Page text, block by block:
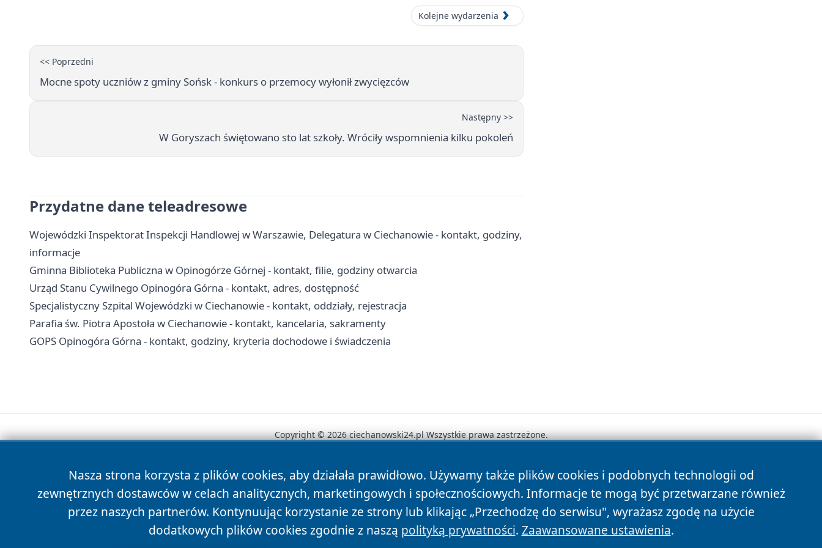
Kolejne wydarzenia
<< Poprzedni
Mocne spoty uczniów z gminy Sońsk - konkurs o przemocy wyłonił zwycięzców
Następny >>
W Goryszach świętowano sto lat szkoły. Wróciły wspomnienia kilku pokoleń
Przydatne dane teleadresowe
Wojewódzki Inspektorat Inspekcji Handlowej w Warszawie, Delegatura w Ciechanowie - kontakt, godziny,
informacje
Gminna Biblioteka Publiczna w Opinogórze Górnej - kontakt, filie, godziny otwarcia
Urząd Stanu Cywilnego Opinogóra Górna - kontakt, adres, dostępność
Specjalistyczny Szpital Wojewódzki w Ciechanowie - kontakt, oddziały, rejestracja
Parafia św. Piotra Apostoła w Ciechanowie - kontakt, kancelaria, sakramenty
GOPS Opinogóra Górna - kontakt, godziny, kryteria dochodowe i świadczenia
Nasza strona korzysta z plików cookies, aby działała prawidłowo. Używamy także plików cookies i podobnych technologii od
zewnętrznych dostawców w celach analitycznych, marketingowych i społecznościowych. Informacje te mogą być przetwarzane również
przez naszych partnerów. Kontynuując korzystanie ze strony lub klikając „Przechodzę do serwisu", wyrażasz zgodę na użycie
dodatkowych plików cookies zgodnie z naszą polityką prywatności. Zaawansowane ustawienia.
Copyright © 2026 ciechanowski24.pl Wszystkie prawa zastrzeżone.
News Autorzy Polityka Prywatności Polityka Cookies